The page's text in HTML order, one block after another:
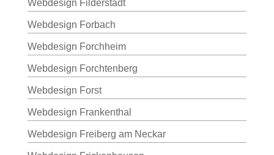
Webdesign Filderstadt
Webdesign Forbach
Webdesign Forchheim
Webdesign Forchtenberg
Webdesign Forst
Webdesign Frankenthal
Webdesign Freiberg am Neckar